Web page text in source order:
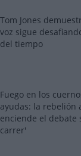
Tom Jones
voz sigue
del tiempo
Fuego en los
ayudas: la
enciende el debate
carrer'